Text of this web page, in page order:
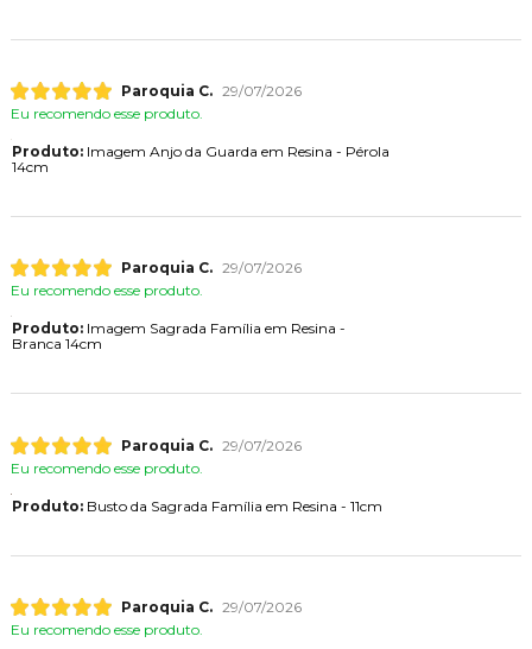
Paroquia C. 29/07/2026
Eu recomendo esse produto.
Produto:Imagem Anjo da Guarda em Resina - Pérola
14cm
Paroquia C. 29/07/2026
Eu recomendo esse produto.
Produto:Imagem Sagrada Família em Resina -
Branca 14cm
Paroquia C. 29/07/2026
Eu recomendo esse produto.
Produto:Busto da Sagrada Família em Resina - 11cm
Paroquia C. 29/07/2026
Eu recomendo esse produto.